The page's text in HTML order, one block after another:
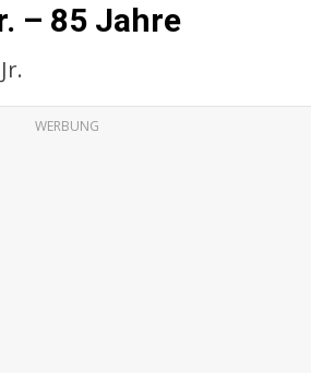
– 85 Jahre
WERBUNG